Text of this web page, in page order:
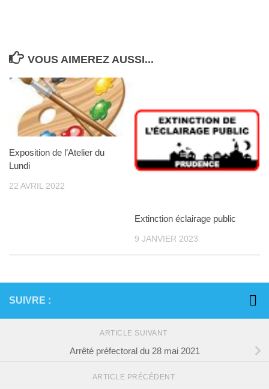
VOUS AIMEREZ AUSSI...
Exposition de l’Atelier du
Lundi
22 AVRIL 2022
Extinction éclairage public
9 JANVIER 2023
SUIVRE :
ARTICLE SUIVANT
Arrêté préfectoral du 28 mai 2021
ARTICLE PRÉCÉDENT